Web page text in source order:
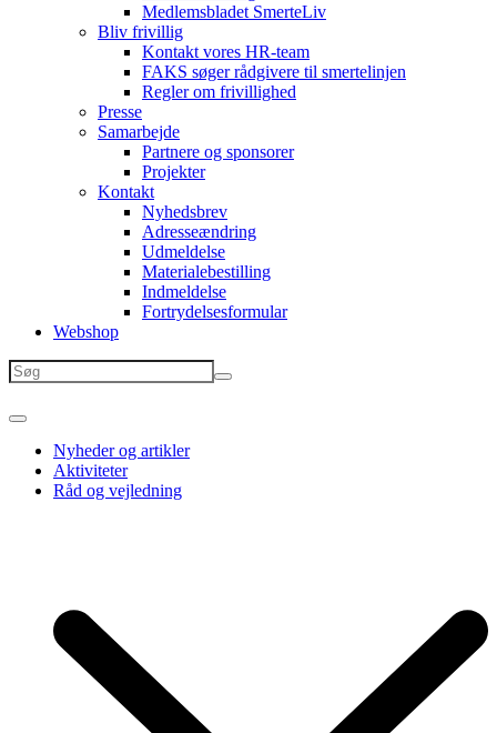
Medlemsbladet SmerteLiv
Bliv frivillig
Kontakt vores HR-team
FAKS søger rådgivere til smertelinjen
Regler om frivillighed
Presse
Samarbejde
Partnere og sponsorer
Projekter
Kontakt
Nyhedsbrev
Adresseændring
Udmeldelse
Materialebestilling
Indmeldelse
Fortrydelsesformular
Webshop
Nyheder og artikler
Aktiviteter
Råd og vejledning